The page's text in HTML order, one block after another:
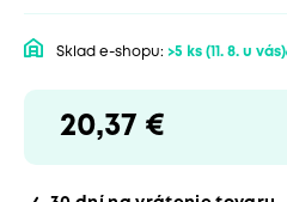
Sklad e-shopu: >5 ks (11. 8. u vás)
20,37 €